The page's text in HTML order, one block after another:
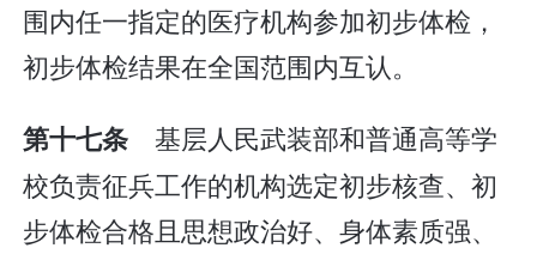
围内任一指定的医疗机构参加初步体检，
初步体检结果在全国范围内互认。
第十七条 基层人民武装部和普通高等学
校负责征兵工作的机构选定初步核查、初
步体检合格且思想政治好、身体素质强、